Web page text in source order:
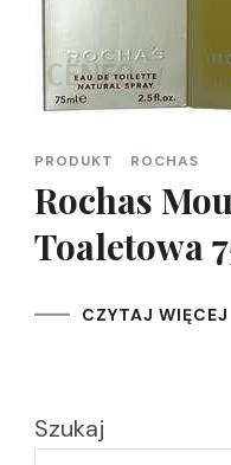
PRODUKT ROCHAS
Rochas
Toaletowa
CZYTAJ WIĘCEJ
Szukaj